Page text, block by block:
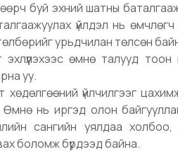
буй эхний шатны
үйлдэл нь
урьдчилан төлсөн
эхлүүлэхээс өмнө талууд
уу.
үйлчилгээг
нь иргэд олон
сангийн уялдаа холбоо,
боломж бүрдээд байна.